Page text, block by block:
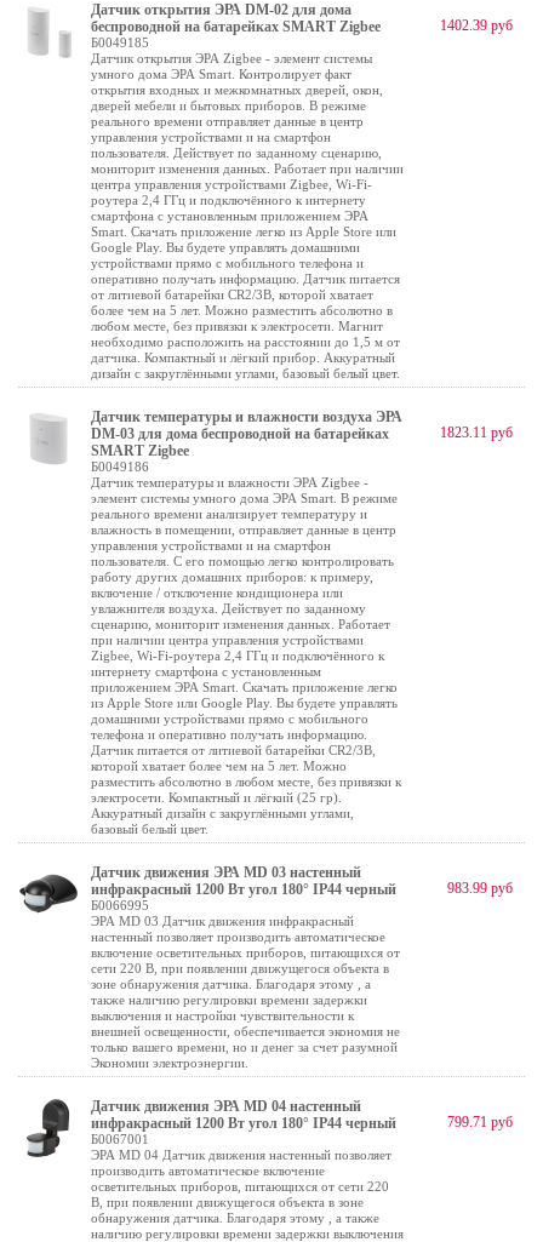
Датчик открытия ЭРА DM-02 для дома
беспроводной на батарейках SMART Zigbee
Б0049185
Датчик открытия ЭРА Zigbee - элемент системы
умного дома ЭРА Smart. Контролирует факт
открытия входных и межкомнатных дверей, окон,
дверей мебели и бытовых приборов. В режиме
реального времени отправляет данные в центр
управления устройствами и на смартфон
пользователя. Действует по заданному сценарию,
мониторит изменения данных. Работает при наличии
центра управления устройствами Zigbee, Wi-Fi-
роутера 2,4 ГГц и подключённого к интернету
смартфона с установленным приложением ЭРА
Smart. Скачать приложение легко из Apple Store или
Google Play. Вы будете управлять домашними
устройствами прямо с мобильного телефона и
оперативно получать информацию. Датчик питается
от литиевой батарейки CR2/3В, которой хватает
более чем на 5 лет. Можно разместить абсолютно в
любом месте, без привязки к электросети. Магнит
необходимо расположить на расстоянии до 1,5 м от
датчика. Компактный и лёгкий прибор. Аккуратный
дизайн с закруглёнными углами, базовый белый цвет.
1402.39 руб
Датчик температуры и влажности воздуха ЭРА
DM-03 для дома беспроводной на батарейках
SMART Zigbee
Б0049186
Датчик температуры и влажности ЭРА Zigbee -
элемент системы умного дома ЭРА Smart. В режиме
реального времени анализирует температуру и
влажность в помещении, отправляет данные в центр
управления устройствами и на смартфон
пользователя. С его помощью легко контролировать
работу других домашних приборов: к примеру,
включение / отключение кондиционера или
увлажнителя воздуха. Действует по заданному
сценарию, мониторит изменения данных. Работает
при наличии центра управления устройствами
Zigbee, Wi-Fi-роутера 2,4 ГГц и подключённого к
интернету смартфона с установленным
приложением ЭРА Smart. Скачать приложение легко
из Apple Store или Google Play. Вы будете управлять
домашними устройствами прямо с мобильного
телефона и оперативно получать информацию.
Датчик питается от литиевой батарейки CR2/3В,
которой хватает более чем на 5 лет. Можно
разместить абсолютно в любом месте, без привязки к
электросети. Компактный и лёгкий (25 гр).
Аккуратный дизайн с закруглёнными углами,
базовый белый цвет.
1823.11 руб
Датчик движения ЭРА MD 03 настенный
инфракрасный 1200 Вт угол 180° IP44 черный
Б0066995
ЭРА MD 03 Датчик движения инфракрасный
настенный позволяет производить автоматическое
включение осветительных приборов, питающихся от
сети 220 В, при появлении движущегося объекта в
зоне обнаружения датчика. Благодаря этому , а
также наличию регулировки времени задержки
выключения и настройки чувствительности к
внешней освещенности, обеспечивается экономия не
только вашего времени, но и денег за счет разумной
Экономии электроэнергии.
983.99 руб
Датчик движения ЭРА MD 04 настенный
инфракрасный 1200 Вт угол 180° IP44 черный
Б0067001
ЭРА MD 04 Датчик движения настенный позволяет
производить автоматическое включение
осветительных приборов, питающихся от сети 220
В, при появлении движущегося объекта в зоне
обнаружения датчика. Благодаря этому , а также
наличию регулировки времени задержки выключения
799.71 руб